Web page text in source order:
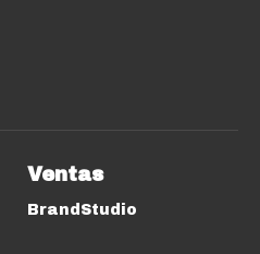
Ventas
BrandStudio